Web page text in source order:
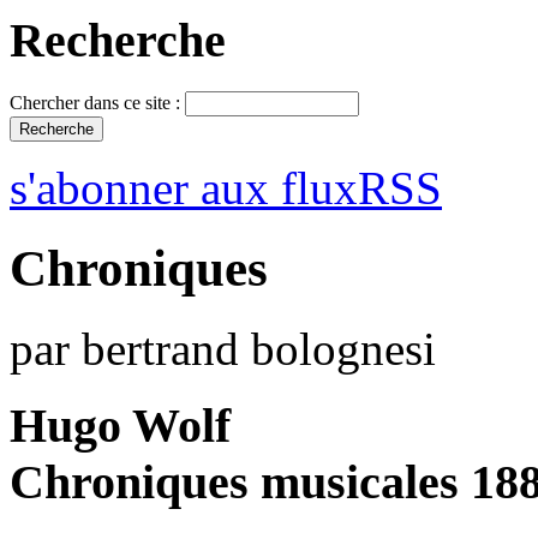
Recherche
Chercher dans ce site :
s'abonner aux fluxRSS
Chroniques
par bertrand bolognesi
Hugo Wolf
Chroniques musicales